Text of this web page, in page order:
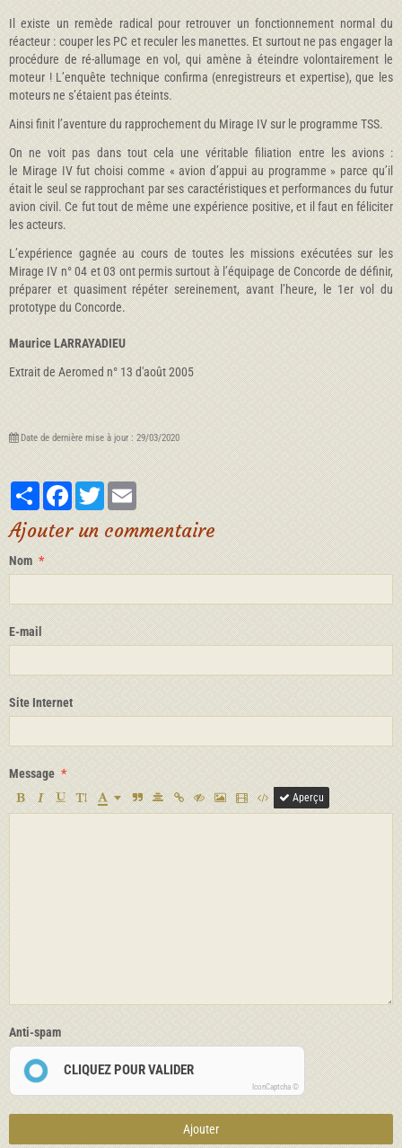
Il existe un remède radical pour retrouver un fonctionnement normal du
réacteur : couper les PC et reculer les manettes. Et surtout ne pas engager la
procédure de ré-allumage en vol, qui amène à éteindre volontairement le
moteur ! L’enquête technique confirma (enregistreurs et expertise), que les
moteurs ne s’étaient pas éteints.
Ainsi finit l’aventure du rapprochement du Mirage IV sur le programme TSS.
On ne voit pas dans tout cela une véritable filiation entre les avions :
le Mirage IV fut choisi comme « avion d’appui au programme » parce qu’il
était le seul se rapprochant par ses caractéristiques et performances du futur
avion civil. Ce fut tout de même une expérience positive, et il faut en féliciter
les acteurs.
L’expérience gagnée au cours de toutes les missions exécutées sur les
Mirage IV n° 04 et 03 ont permis surtout à l’équipage de Concorde de définir,
préparer et quasiment répéter sereinement, avant l’heure, le 1er vol du
prototype du Concorde.
Maurice LARRAYADIEU
Extrait de Aeromed n° 13 d'août 2005
Date de dernière mise à jour : 29/03/2020
PartagerFacebookTwitter
Ajouter un commentaire
Nom
E-mail
Site Internet
Message
Aperçu
Anti-spam
CLIQUEZ POUR VALIDER
IconCaptcha ©
Ajouter